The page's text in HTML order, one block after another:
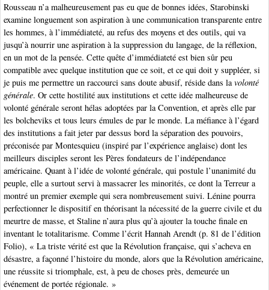
Rousseau n’a malheureusement pas eu que de bonnes idées, Starobinski
examine longuement son aspiration à une communication transparente entre
les hommes, à l’immédiateté, au refus des moyens et des outils, qui va
jusqu’à nourrir une aspiration à la suppression du langage, de la réflexion,
en un mot de la pensée. Cette quête d’immédiateté est bien sûr peu
compatible avec quelque institution que ce soit, et ce qui doit y suppléer, si
je puis me permettre un raccourci sans doute abusif, réside dans la volonté
générale. Or cette hostilité aux institutions et cette idée malheureuse de
volonté générale seront hélas adoptées par la Convention, et après elle par
les bolcheviks et tous leurs émules de par le monde. La méfiance à l’égard
des institutions a fait jeter par dessus bord la séparation des pouvoirs,
préconisée par Montesquieu (inspiré par l’expérience anglaise) dont les
meilleurs disciples seront les Pères fondateurs de l’indépendance
américaine. Quant à l’idée de volonté générale, qui postule l’unanimité du
peuple, elle a surtout servi à massacrer les minorités, ce dont la Terreur a
montré un premier exemple qui sera nombreusement suivi. Lénine pourra
perfectionner le dispositif en théorisant la nécessité de la guerre civile et du
meurtre de masse, et Staline n’aura plus qu’à ajouter la touche finale en
inventant le totalitarisme. Comme l’écrit Hannah Arendt (p. 81 de l’édition
Folio), « La triste vérité est que la Révolution française, qui s’acheva en
désastre, a façonné l’histoire du monde, alors que la Révolution américaine,
une réussite si triomphale, est, à peu de choses près, demeurée un
événement de portée régionale. »